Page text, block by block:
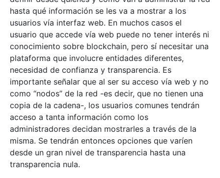
hasta qué información se les va a mostrar a los
usuarios vía interfaz web. En muchos casos el
usuario que accede vía web puede no tener interés ni
conocimiento sobre blockchain, pero sí necesitar una
plataforma que involucre entidades diferentes,
necesidad de confianza y transparencia. Es
importante señalar que al ser su acceso vía web y no
como “nodos” de la red -es decir, que no tienen una
copia de la cadena-, los usuarios comunes tendrán
acceso a tanta información como los
administradores decidan mostrarles a través de la
misma. Se tendrán entonces opciones que varíen
desde un gran nivel de transparencia hasta una
transparencia nula.